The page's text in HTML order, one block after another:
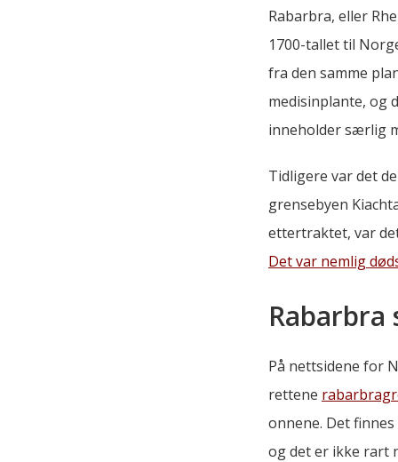
Rabarbra, eller
1700-tallet til
fra den samme
medisinplante, og
inneholder særlig
Tidligere var det
grensebyen
ettertraktet, var
Det var nemlig
På nettsidene for
rettene
onnene. Det
og det er ikke rart